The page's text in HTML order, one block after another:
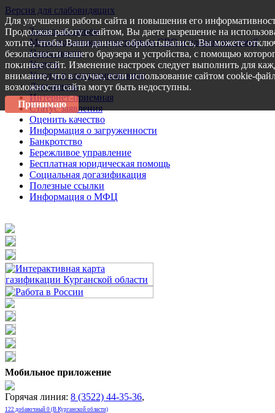
Версия для слабовидящих
Запись на прием
Меры поддержки участникам СВО и членам их семей
Пресс-центр
Услуги
Услуги в электронном виде
Документы
Интернет-приемная
Статус заявления
Оценить качество
Информация о загруженности
Банкротство
Бережливое управление
Бесплатная юридическая помощь
Социальная догазификация
Полезные ссылки
Информация о МФЦ
Мобильное приложение
Горячая линия: 8 (3522) 44-35-36,
122 добавочный 0 (В Курганской области)
Для улучшения работы сайта и повышения его
Продолжая работу с сайтом, Вы даете разрешение на
хотите, чтобы Ваши данные обрабатывались, Вы можете
безопасности вашего браузера и устройства, с помощью
покиньте сайт. Изменение настроек следует выполнить для
внимание, что в случае, если использование сайтом cookie-
возможности сайта могут быть недоступны.
Принимаю